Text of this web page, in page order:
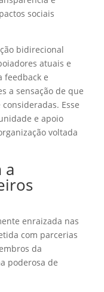
sociais
bidirecional
atuais e
feedback e
a sensação de que
Esse
e apoio
voltada
a
enraizada nas
com parcerias
da
poderosa de